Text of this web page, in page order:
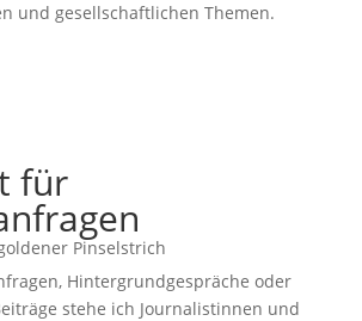
und gesellschaftlichen Themen.
für
Hintergrundgespräche oder
stehe ich Journalistinnen und